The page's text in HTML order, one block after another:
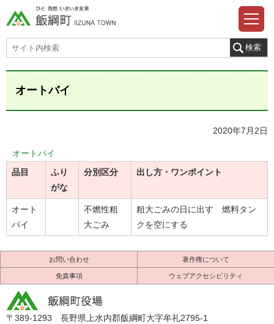
オートバイ
2020年7月2日
オートバイ
品目
ふり
がな
分別区分 出し方・ワンポイント
オート
バイ
不燃性粗
大ごみ
粗大ごみの日に出す 燃料タン
クを空にする
お問い合わせ 著作権について
免責事項 ウェブアクセシビリティ
〒389-1293 長野県上水内郡飯綱町大字牟礼2795-1